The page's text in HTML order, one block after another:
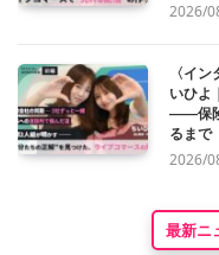
2026/
〈イ
いひよ
——保険
るまで
2026/
最新ニ